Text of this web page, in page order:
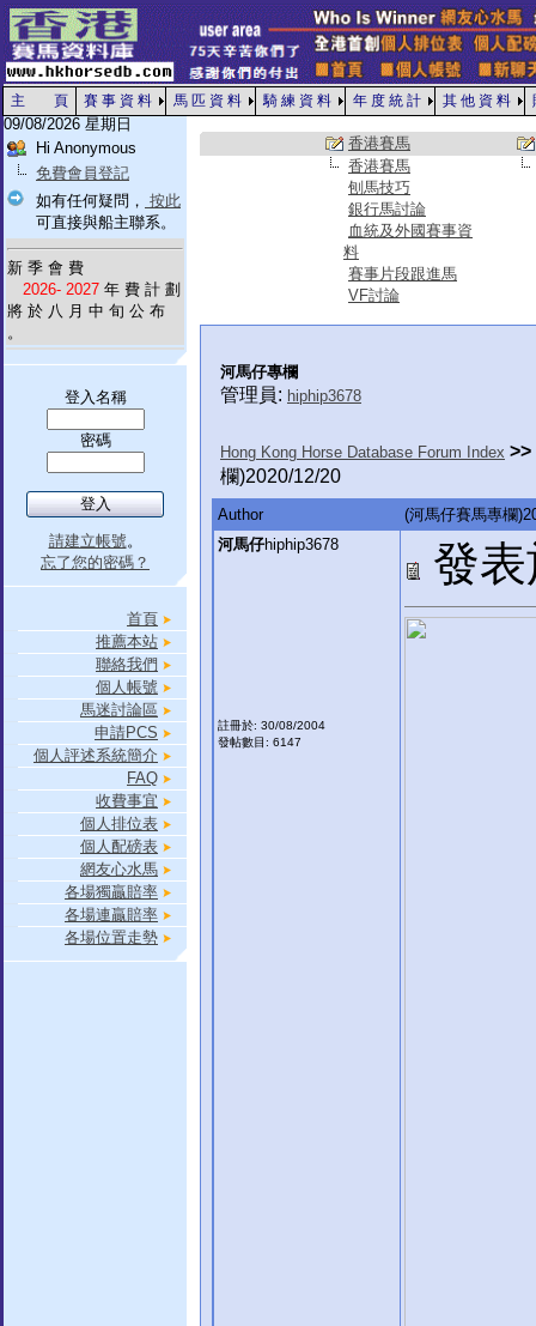
主 頁 賽 事 資 料 馬 匹 資 料 騎 練 資 料 年 度 統 計 其 他 資 料
09/08/2026 星期日
Hi Anonymous
免費會員登記
如有任何疑問， 按此
可直接與船主聯系。
新 季 會 費
2026- 2027 年 費 計 劃
將 於 八 月 中 旬 公 布
。
登入名稱
密碼
請建立帳號。
忘了您的密碼？
首頁
推薦本站
聯絡我們
個人帳號
馬迷討論區
申請PCS
個人評述系統簡介
FAQ
收費事宜
個人排位表
個人配磅表
網友心水馬
各場獨贏賠率
各場連贏賠率
各場位置走勢
香港賽馬
香港賽馬
刨馬技巧
銀行馬討論
血統及外國賽事資
料
賽事片段跟進馬
VF討論
河馬仔專欄
管理員: hiphip3678
Hong Kong Horse Database Forum Index >>
欄)2020/12/20
Author
(河馬仔賽馬專欄
河馬仔hiphip3678
註冊於: 30/08/2004
發帖數目: 6147
發